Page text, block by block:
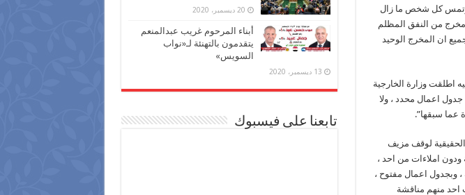
وتمس كل شخص ما زال
من النفق المظلم
مفهوما للجميع ان المخرج الوحيد
اطلقت وزارة الخارجية
اعمال محدد ، ولا
عما سبقها”.
لوقف مزيف
املاءات من احد ،
وبجدول اعمال مفتوح ،
احد منهم مناقشة
20 ديسمبر، 2020
أبناء المرحوم غريب عبدالمنعم
يتقدمون بالتهنئة لـ«نواب
السويس»
13 ديسمبر، 2020
تابعنا على فيسبوك